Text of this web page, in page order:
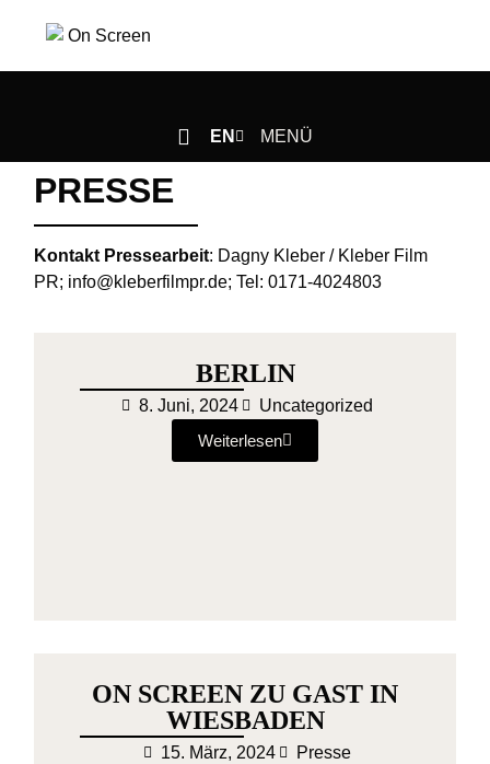
EN MENÜ
PRESSE
Kontakt Pressearbeit: Dagny Kleber / Kleber Film
PR; info@kleberfilmpr.de;Tel: 0171-4024803
BERLIN
8. Juni, 2024
Uncategorized
Weiterlesen
ON SCREEN ZU GAST IN
WIESBADEN
15. März, 2024
Presse